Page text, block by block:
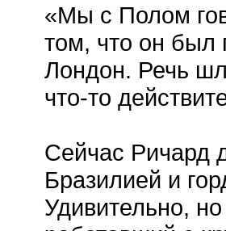
«Мы с Полом
том, что он был
Лондон. Речь
что-то
Сейчас Ричард
Бразилией и
Удивительно,